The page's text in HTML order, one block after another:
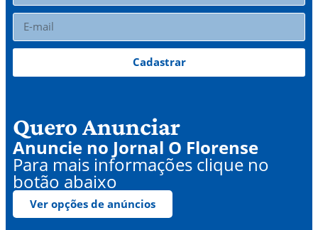
Cadastrar
Quero Anunciar
Anuncie no Jornal O Florense
Para mais informações clique no
botão abaixo
Ver opções de anúncios